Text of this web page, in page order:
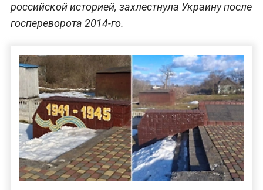
российской историей, захлестнула Украину после
госпереворота 2014-го.